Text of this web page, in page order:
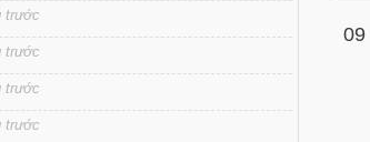
trước
trước
trước
trước
09